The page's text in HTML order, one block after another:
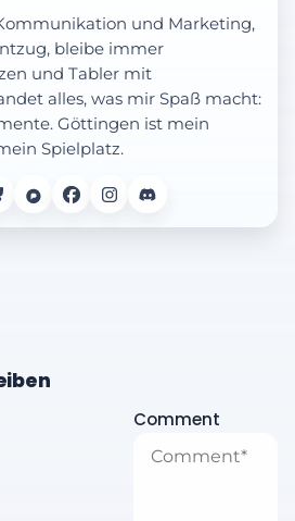
und Marketing,
bleibe immer
und Tabler mit
alles, was mir Spaß macht:
Göttingen ist mein
Spielplatz.
Comment